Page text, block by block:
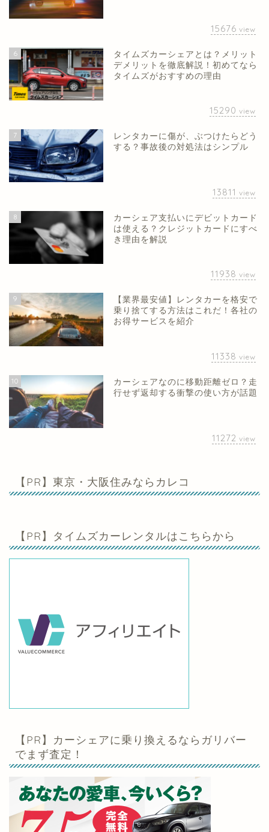
15676 view
6
タイムズカーシェアとは？メリット
デメリットを徹底解説！初めてなら
タイムズがおすすめの理由
15290 view
7
レンタカーに傷が、ぶつけたらどう
する？事故後の対処法はシンプル
13811 view
8
カーシェア支払いにデビットカード
は使える？クレジットカードにすべ
き理由を解説
11938 view
9
【業界最安値】レンタカーを格安で
乗り捨てする方法はこれだ！各社の
お得サービスを紹介
11338 view
10
カーシェアなのに移動距離ゼロ？走
行せず返却する衝撃の使い方が話題
11272 view
【PR】東京・大阪住みならカレコ
【PR】タイムズカーレンタルはこちらから
【PR】カーシェアに乗り換えるならガリバー
でまず査定！